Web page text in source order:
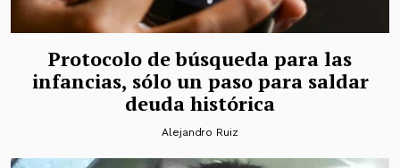
Protocolo de búsqueda para las
infancias, sólo un paso para saldar
deuda histórica
Alejandro Ruiz